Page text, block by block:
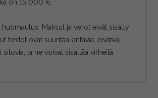
on 15 000 €.
Maksut ja verot eivät sisälly
tiedot ovat suuntaa-antavia, eivätkä
ja ne voivat sisältää virheitä.